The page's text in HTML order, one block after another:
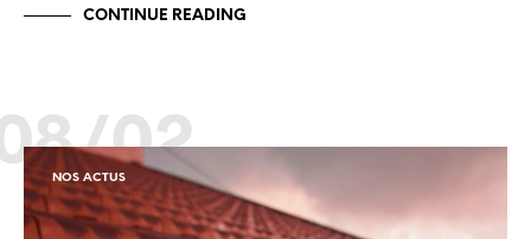
CONTINUE READING
02
NOS ACTUS